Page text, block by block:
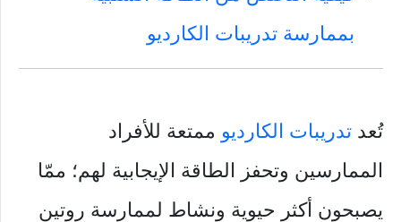
بممارسة تدريبات الكارديو
تُعد تدريبات الكارديو ممتعة للأفراد
الممارسين وتحفز الطاقة الإيجابية لهم؛ ممّا
يصبحون أكثر حيوية ونشاط لممارسة روتين